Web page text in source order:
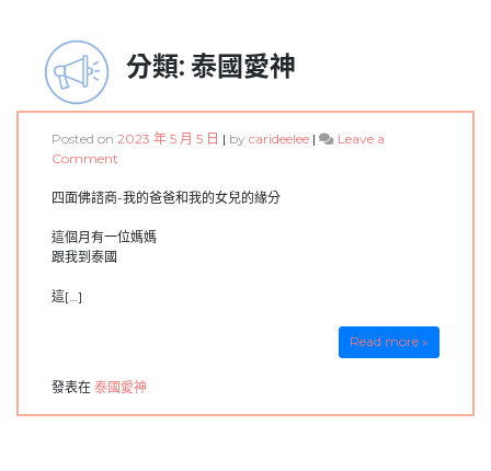
分類: 泰國愛神
Posted on 2023 年 5 月 5 日 | by carideelee |
Leave a
Comment
面
諮
的
女
四面佛諮商-我的爸爸和我的女兒的緣分
這個月有一位媽媽
跟我到泰國
這[…]
Read more »
發表在 泰國愛神